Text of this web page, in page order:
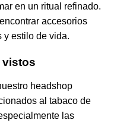
en un ritual refinado.
accesorios
y estilo de vida.
vistos
headshop
al tabaco de
las